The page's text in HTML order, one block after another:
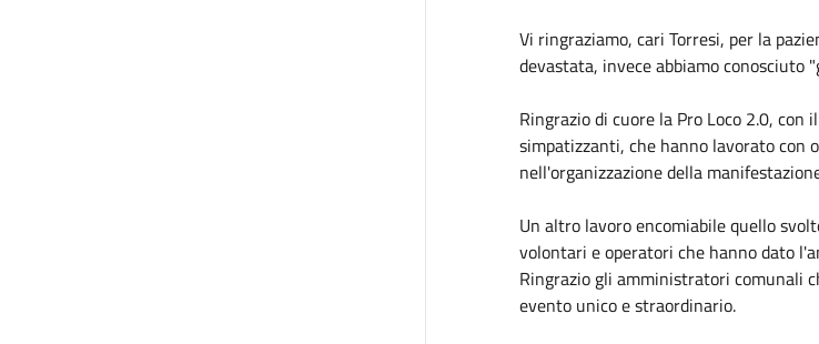
Vi ringraziamo, cari Torresi, per la
devastata, invece abbiamo
Ringrazio di cuore la Pro Loco 2.0,
simpatizzanti, che hanno lavorato con
nell'organizzazione della
Un altro lavoro encomiabile quello
volontari e operatori che hanno dato
Ringrazio gli amministratori comunali
evento unico e straordinario.